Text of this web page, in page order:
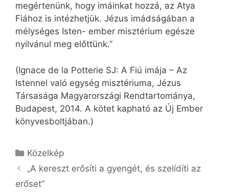
megértenünk, hogy imáinkat hozzá, az Atya
Fiához is intézhetjük. Jézus imádságában a
mélységes Isten- ember misztérium egésze
nyilvánul meg előttünk.”
(Ignace de la Potterie SJ: A Fiú imája – Az
Istennel való egység misztériuma, Jézus
Társasága Magyarországi Rendtartománya,
Budapest, 2014. A kötet kapható az Új Ember
könyvesboltjában.)
Kategória
Közelkép
„A kereszt erősíti a gyengét, és szelídíti az
erőset”